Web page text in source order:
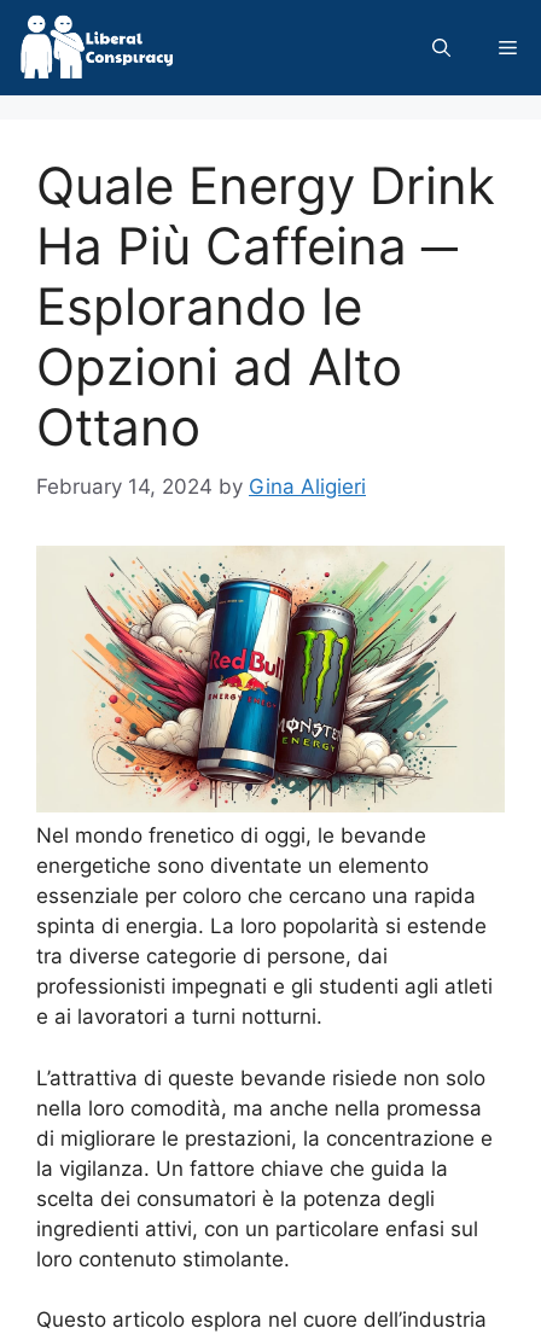
Skip
content
Quale Energy Drink
Ha Più Caffeina ─
Esplorando le
Opzioni ad Alto
Ottano
February 14, 2024 by Gina Aligieri
Nel mondo frenetico di oggi, le bevande
energetiche sono diventate un elemento
essenziale per coloro che cercano una rapida
spinta di energia. La loro popolarità si estende
tra diverse categorie di persone, dai
professionisti impegnati e gli studenti agli atleti
e ai lavoratori a turni notturni.
L’attrattiva di queste bevande risiede non solo
nella loro comodità, ma anche nella promessa
di migliorare le prestazioni, la concentrazione e
la vigilanza. Un fattore chiave che guida la
scelta dei consumatori è la potenza degli
ingredienti attivi, con un particolare enfasi sul
loro contenuto stimolante.
Questo articolo esplora nel cuore dell’industria